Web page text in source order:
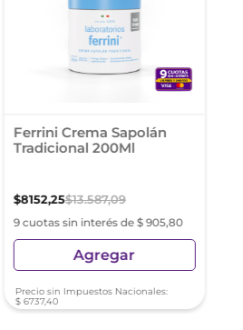
Ferrini Crema Sapolán
Tradicional 200Ml
$8152,25$13.587,09
9 cuotas sin interés de $ 905,80
Agregar
Precio sin Impuestos Nacionales:
$ 6737,40